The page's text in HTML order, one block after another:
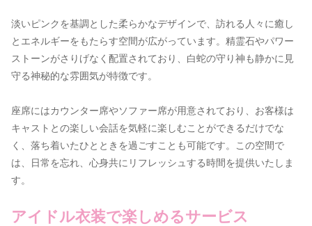
淡いピンクを基調とした柔らかなデザインで、訪れる人々に癒し
とエネルギーをもたらす空間が広がっています。精霊石やパワー
ストーンがさりげなく配置されており、白蛇の守り神も静かに見
守る神秘的な雰囲気が特徴です。
座席にはカウンター席やソファー席が用意されており、お客様は
キャストとの楽しい会話を気軽に楽しむことができるだけでな
く、落ち着いたひとときを過ごすことも可能です。この空間で
は、日常を忘れ、心身共にリフレッシュする時間を提供いたしま
す。
アイドル衣装で楽しめるサービス